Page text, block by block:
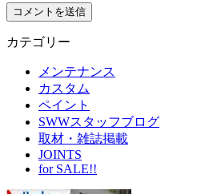
カテゴリー
メンテナンス
カスタム
ペイント
SWWスタッフブログ
取材・雑誌掲載
JOINTS
for SALE!!